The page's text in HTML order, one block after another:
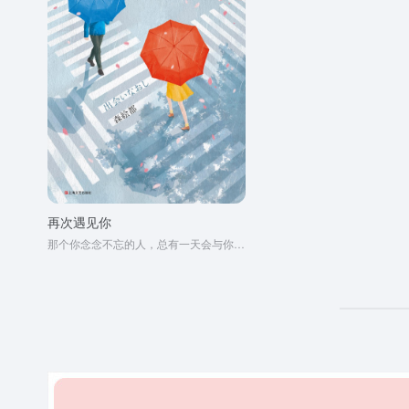
再次遇见你
那个你念念不忘的人，总有一天会与你再次相遇。